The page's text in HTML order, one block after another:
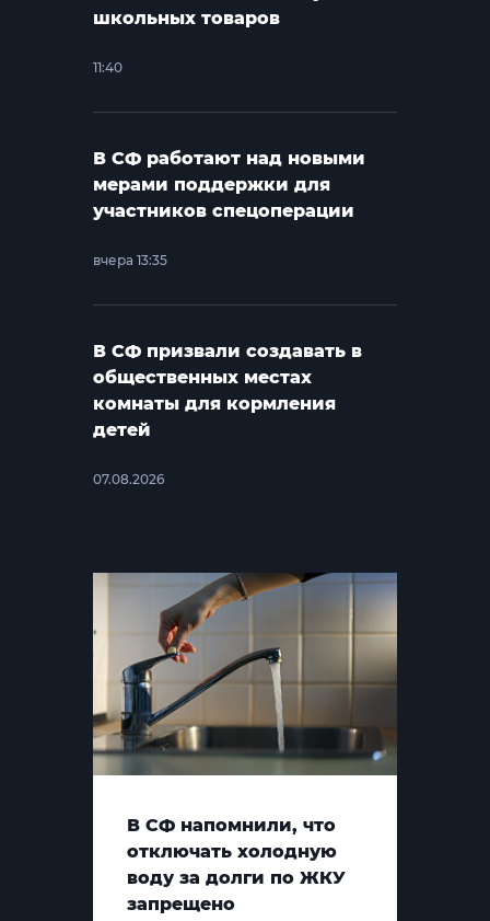
школьных товаров
11:40
В СФ работают над новыми
мерами поддержки для
участников спецоперации
вчера 13:35
В СФ призвали создавать в
общественных местах
комнаты для кормления
детей
07.08.2026
В СФ напомнили, что
отключать холодную
воду за долги по ЖКУ
запрещено